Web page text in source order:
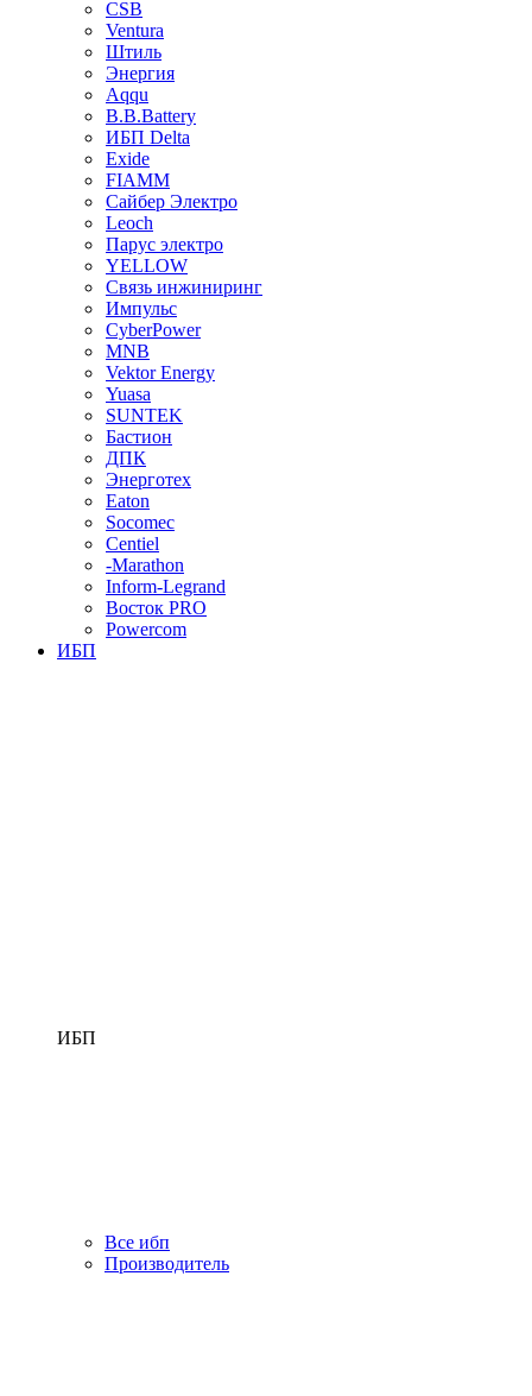
CSB
Ventura
Штиль
Энергия
Aqqu
B.B.Bаttery
ИБП Delta
Exide
FIAMM
Сайбер Электро
Leoch
Парус электро
YELLOW
Связь инжиниринг
Импульс
CyberPower
MNB
Vektor Energy
Yuasa
SUNTEK
Бастион
ДПК
Энерготех
Eaton
Socomec
Centiel
-Marathon
Inform-Legrand
Восток PRO
Powercom
ИБП
ИБП
Все ибп
Производитель